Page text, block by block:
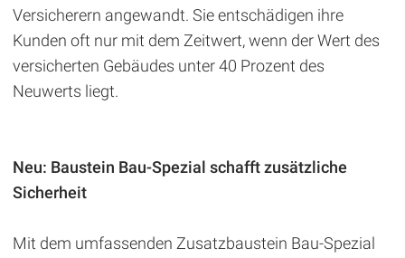
Versicherern angewandt. Sie entschädigen ihre
Kunden oft nur mit dem Zeitwert, wenn der Wert des
versicherten Gebäudes unter 40 Prozent des
Neuwerts liegt.
Neu: Baustein Bau-Spezial schafft zusätzliche
Sicherheit
Mit dem umfassenden Zusatzbaustein Bau-Spezial